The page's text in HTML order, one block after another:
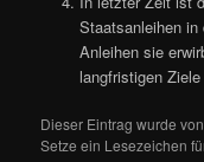
Staatsanleihen
Anleihen sie
langfristigen
Dieser Eintrag wurde von
Setze ein Lesezeichen